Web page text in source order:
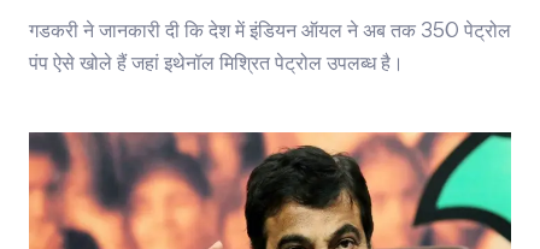
गडकरी ने जानकारी दी कि देश में इंडियन ऑयल ने अब तक 350 पेट्रोल
पंप ऐसे खोले हैं जहां इथेनॉल मिश्रित पेट्रोल उपलब्ध है।